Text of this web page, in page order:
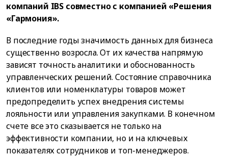
компаний IBS совместно с компанией «Решения
«Гармония».
В последние годы значимость данных для бизнеса
существенно возросла. От их качества напрямую
зависят точность аналитики и обоснованность
управленческих решений. Состояние справочника
клиентов или номенклатуры товаров может
предопределить успех внедрения системы
лояльности или управления закупками. В конечном
счете все это сказывается не только на
эффективности компании, но и на ключевых
показателях сотрудников и топ-менеджеров.